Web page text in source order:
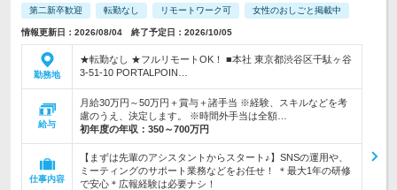
第二新卒歓迎 転勤なし リモートワーク可 女性のおしごと掲載中
情報更新日：2026/08/04 終了予定日：2026/10/05
勤務地
★転勤なし ★フルリモートOK！ ■本社 東京都渋谷区千駄ヶ谷
3-51-10 PORTALPOIN…
給与
月給30万円～50万円＋賞与＋諸手当 ※経験、スキルなどを考
慮のうえ、決定します。 ※時間外手当は全額…
初年度の年収： 350～700万円
仕事内容
【まずは先輩のアシスタントからスタート♪】SNSの運用や、
ミーティングのサポート業務などをお任せ！ ＊最大1年の研修
で安心＊広報経験は必要ナシ！